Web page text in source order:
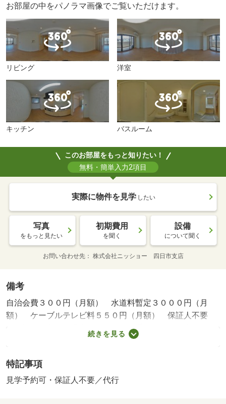
お部屋の中をパノラマ画像でご覧いただけます。
リビング 洋室
キッチン バスルーム
このお部屋をもっと知りたい！
無料・簡単入力2項目
実際に物件を見学 したい
写真
をもっと見たい
初期費用
を聞く
設備
について聞く
お問い合わせ先 株式会社ニッショー 四日市支店
備考
自治会費３００円（月額） 水道料暫定３０００円（月
額） ケーブルテレビ料５５０円（月額） 保証人不要
（保証会社利用の場合）、更新事務手数料として家賃の１
ヶ月／２年、情報提供元：株式会社ニッショーコミュニケ
にて 【設備・特記事項備考】専用バス・浴室ＴＶ/鍵交
換料 22000円/シャーメゾン24 1320円/ハウスクリーニン
続きを見る
特記事項
見学予約可・保証人不要／代行